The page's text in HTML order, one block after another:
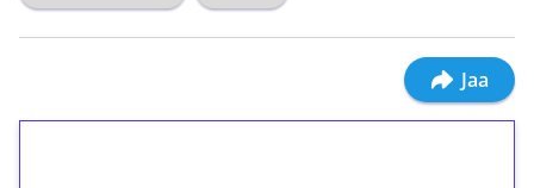
Jaa